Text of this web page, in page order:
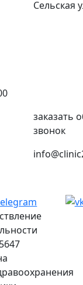
Сельская
заказать
звонок